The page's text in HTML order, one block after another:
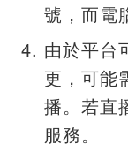
號，而電
由於平台
更，可能
播。若直
服務。